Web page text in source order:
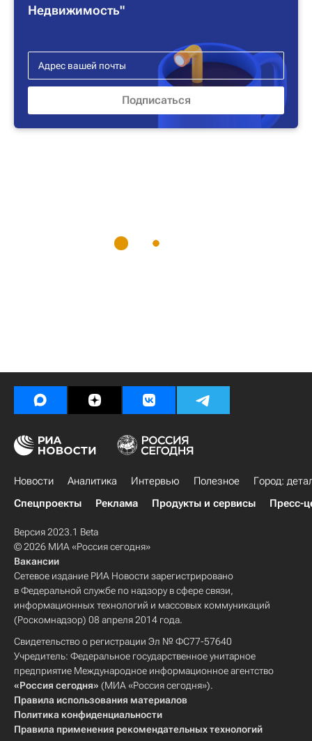
Недвижимость"
Новости Аналитика Интервью Полезное
Город:
Спецпроекты
Реклама Продукты и сервисы Пресс-
Версия 2023.1 Beta
© 2026 МИА «Россия сегодня»
Вакансии
Сетевое издание РИА Новости зарегистрировано
в Федеральной службе по надзору в сфере связи,
информационных технологий и массовых коммуникаций
(Роскомнадзор) 08 апреля 2014 года.
Свидетельство о регистрации Эл № ФС77-57640
Учредитель: Федеральное государственное унитарное
предприятие Международное информационное агентство
«Россия сегодня» (МИА «Россия сегодня»).
Правила использования материалов
Политика конфиденциальности
Правила применения рекомендательных технологий